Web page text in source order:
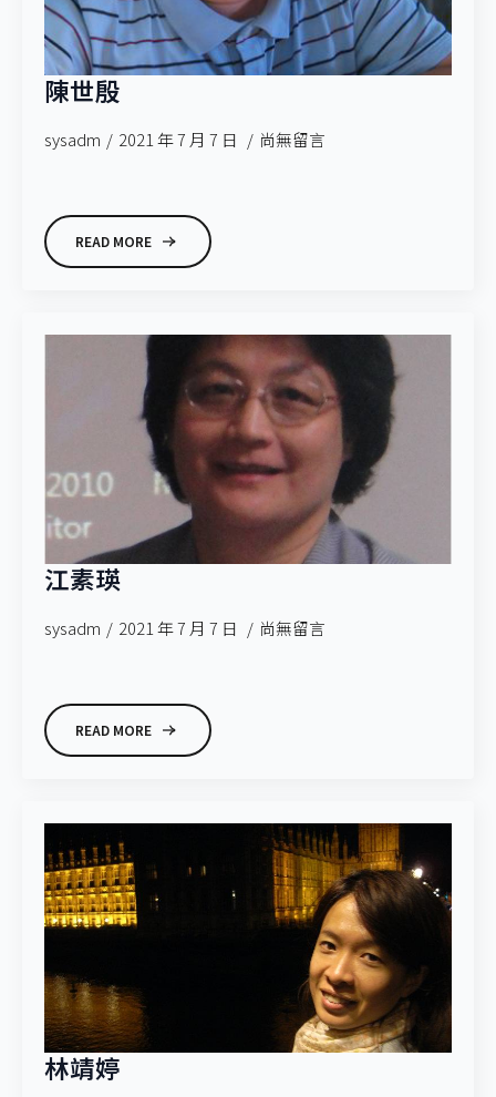
陳世殷
sysadm 2021 年 7 月 7 日 尚無留言
READ MORE
江素瑛
sysadm 2021 年 7 月 7 日 尚無留言
READ MORE
林靖婷